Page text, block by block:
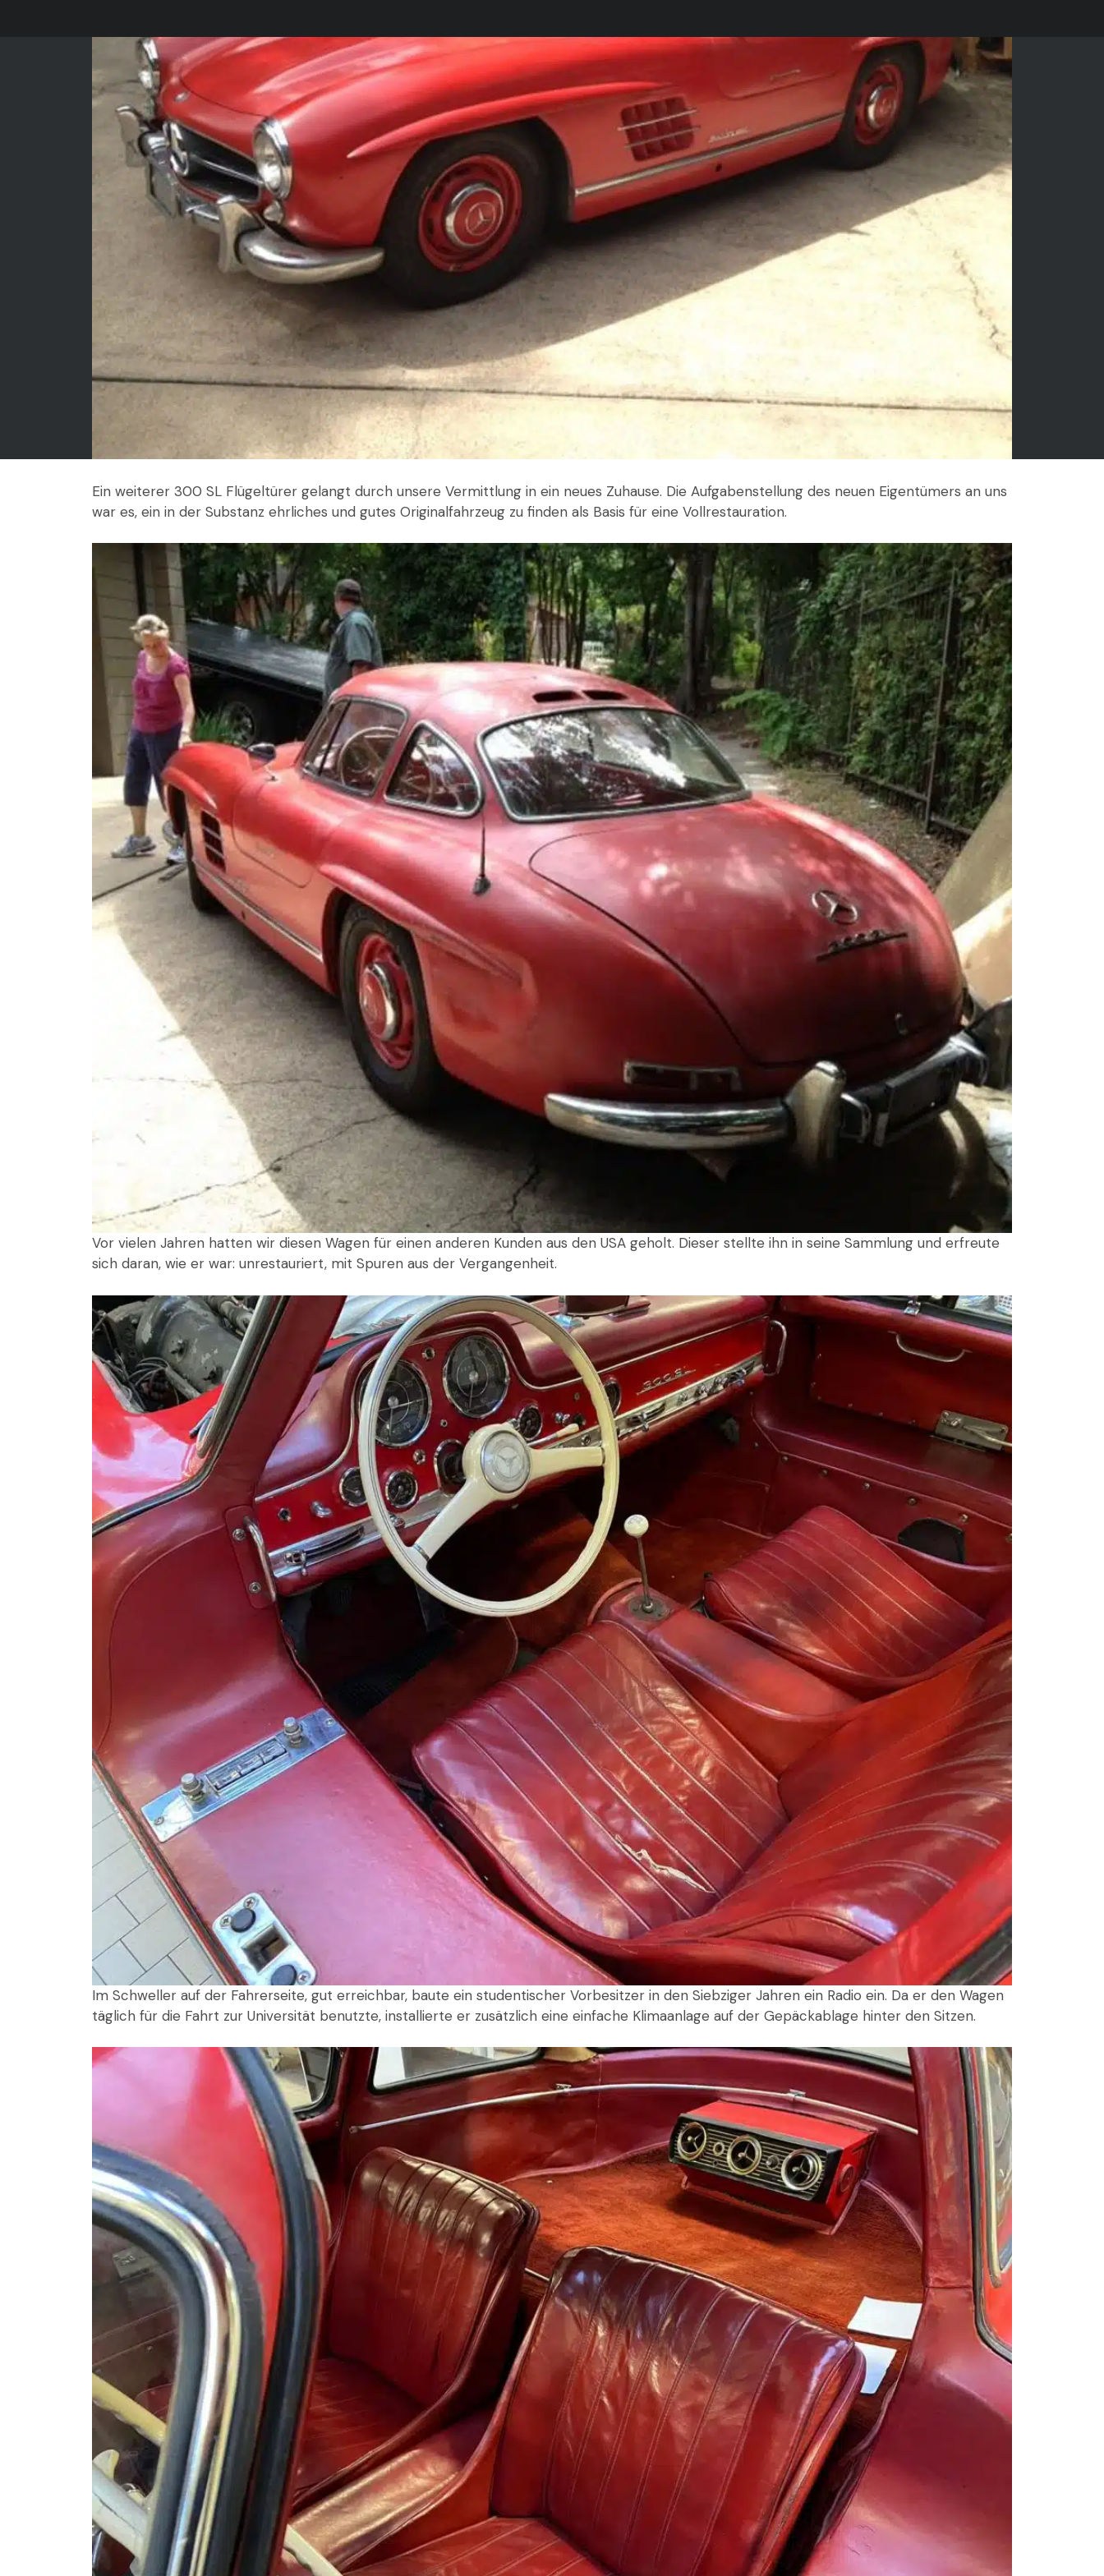
Ein weiterer 300 SL Flügeltürer gelangt durch unsere Vermittlung in ein neues Zuhause. Die Aufgabenstellung des neuen Eigentümers an uns
war es, ein in der Substanz ehrliches und gutes Originalfahrzeug zu finden als Basis für eine Vollrestauration.
Vor vielen Jahren hatten wir diesen Wagen für einen anderen Kunden aus den USA geholt. Dieser stellte ihn in seine Sammlung und erfreute
sich daran, wie er war: unrestauriert, mit Spuren aus der Vergangenheit.
Im Schweller auf der Fahrerseite, gut erreichbar, baute ein studentischer Vorbesitzer in den Siebziger Jahren ein Radio ein. Da er den Wagen
täglich für die Fahrt zur Universität benutzte, installierte er zusätzlich eine einfache Klimaanlage auf der Gepäckablage hinter den Sitzen.